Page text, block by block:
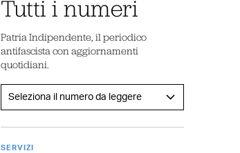
Tutti i numeri
Patria Indipendente, il periodico
antifascista con aggiornamenti
quotidiani.
SERVIZI